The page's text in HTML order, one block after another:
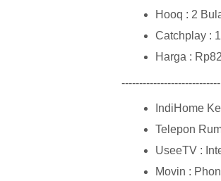
Hooq : 2
Catchplay :
Harga :
----------------------------
IndiHome
Telepon
UseeTV :
Movin :